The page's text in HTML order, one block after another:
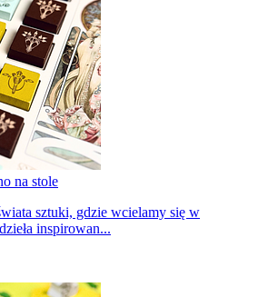
na stole
sztuki, gdzie wcielamy się w
inspirowan...